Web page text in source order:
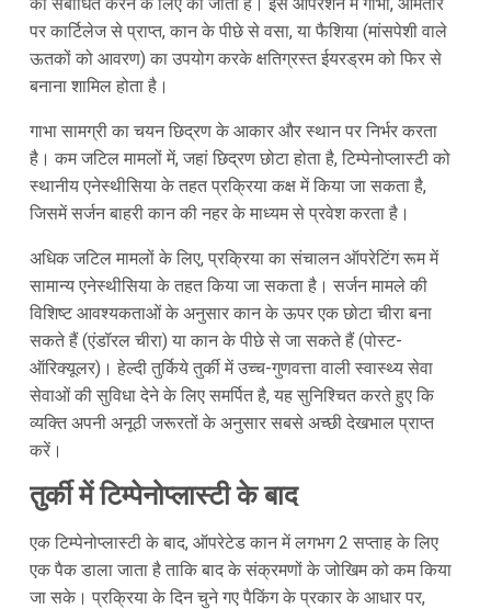
पर कार्टिलेज से प्राप्त, कान के पीछे से वसा, या फैशिया (मांसपेशी वाले
ऊतकों को आवरण) का उपयोग करके क्षतिग्रस्त ईयरड्रम को फिर से
बनाना शामिल होता है।
गाभा सामग्री का चयन छिद्रण के आकार और स्थान पर निर्भर करता
है। कम जटिल मामलों में, जहां छिद्रण छोटा होता है, टिम्पेनोप्लास्टी को
स्थानीय एनेस्थीसिया के तहत प्रक्रिया कक्ष में किया जा सकता है,
जिसमें सर्जन बाहरी कान की नहर के माध्यम से प्रवेश करता है।
अधिक जटिल मामलों के लिए, प्रक्रिया का संचालन ऑपरेटिंग रूम में
सामान्य एनेस्थीसिया के तहत किया जा सकता है। सर्जन मामले की
विशिष्ट आवश्यकताओं के अनुसार कान के ऊपर एक छोटा चीरा बना
सकते हैं (एंडॉरल चीरा) या कान के पीछे से जा सकते हैं (पोस्ट-
ऑरिक्यूलर)। हेल्दी तुर्किये तुर्की में उच्च-गुणवत्ता वाली स्वास्थ्य सेवा
सेवाओं की सुविधा देने के लिए समर्पित है, यह सुनिश्चित करते हुए कि
व्यक्ति अपनी अनूठी जरूरतों के अनुसार सबसे अच्छी देखभाल प्राप्त
करें।
तुर्की में टिम्पेनोप्लास्टी के बाद
एक टिम्पेनोप्लास्टी के बाद, ऑपरेटेड कान में लगभग 2 सप्ताह के लिए
एक पैक डाला जाता है ताकि बाद के संक्रमणों के जोखिम को कम किया
जा सके। प्रक्रिया के दिन चुने गए पैकिंग के प्रकार के आधार पर,